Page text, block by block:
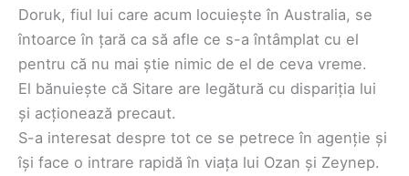
Doruk, fiul lui care acum locuiește în Australia, se
întoarce în țară ca să afle ce s-a întâmplat cu el
pentru că nu mai știe nimic de el de ceva vreme.
El bănuiește că Sitare are legătură cu dispariția lui
și acționează precaut.
S-a interesat despre tot ce se petrece în agenție și
își face o intrare rapidă în viața lui Ozan și Zeynep.